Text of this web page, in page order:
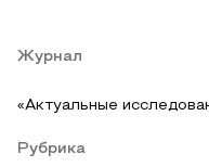
Журнал
«Актуальные
Рубрика